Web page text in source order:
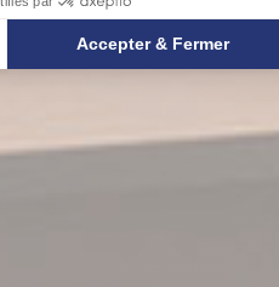
Accepter & Fermer